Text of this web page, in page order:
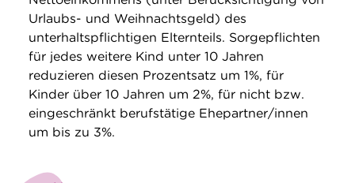
Urlaubs- und Weihnachtsgeld) des
unterhaltspflichtigen Elternteils. Sorgepflichten
für jedes weitere Kind unter 10 Jahren
reduzieren diesen Prozentsatz um 1%, für
Kinder über 10 Jahren um 2%, für nicht bzw.
eingeschränkt berufstätige Ehepartner/innen
um bis zu 3%.